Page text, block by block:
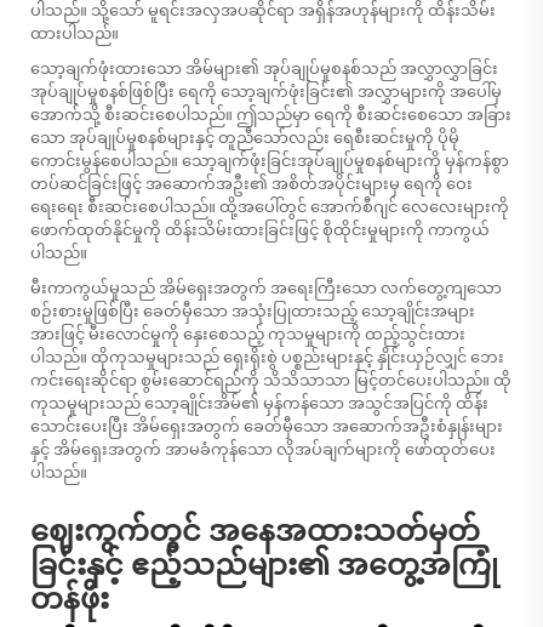
ပါသည်။ သို့သော် မူရင်းအလှအပဆိုင်ရာ အရှိန်အဟုန်များကို ထိန်းသိမ်း
ထားပါသည်။
သော့ချက်ဖုံးထားသော အိမ်များ၏ အုပ်ချုပ်မှုစနစ်သည် အလွှာလွှာခြင်း
အုပ်ချုပ်မှုစနစ်ဖြစ်ပြီး ရေကို သော့ချက်ဖုံးခြင်း၏ အလွှာများကို အပေါ်မှ
အောက်သို့ စီးဆင်းစေပါသည်။ ဤသည်မှာ ရေကို စီးဆင်းစေသော အခြား
သော အုပ်ချုပ်မှုစနစ်များနှင့် တူညီသော်လည်း ရေစီးဆင်းမှုကို ပိုမို
ကောင်းမွန်စေပါသည်။ သော့ချက်ဖုံးခြင်းအုပ်ချုပ်မှုစနစ်များကို မှန်ကန်စွာ
တပ်ဆင်ခြင်းဖြင့် အဆောက်အဦး၏ အစိတ်အပိုင်းများမှ ရေကို ဝေး
ရေးရေး စီးဆင်းစေပါသည်။ ထို့အပေါ်တွင် အောက်စီဂျင် လေလေးများကို
ဖောက်ထုတ်နိုင်မှုကို ထိန်းသိမ်းထားခြင်းဖြင့် စိုထိုင်းမှုများကို ကာကွယ်
ပါသည်။
မီးကာကွယ်မှုသည် အိမ်ရှေးအတွက် အရေးကြီးသော လက်တွေ့ကျသော
စဉ်းစားမှုဖြစ်ပြီး ခေတ်မှီသော အသုံးပြုထားသည့် သော့ချိုင်းအများ
အားဖြင့် မီးလောင်မှုကို နှေးစေသည့် ကုသမှုများကို ထည့်သွင်းထား
ပါသည်။ ထိုကုသမှုများသည် ရှေးရိုးစွဲ ပစ္စည်းများနှင့် နှိုင်းယှဉ်လျှင် ဘေး
ကင်းရေးဆိုင်ရာ စွမ်းဆောင်ရည်ကို သိသိသာသာ မြင့်တင်ပေးပါသည်။ ထို
ကုသမှုများသည် သော့ချိုင်းအိမ်၏ မှန်ကန်သော အသွင်အပြင်ကို ထိန်း
သောင်းပေးပြီး အိမ်ရှေးအတွက် ခေတ်မှီသော အဆောက်အဦးစံနှုန်းများ
နှင့် အိမ်ရှေးအတွက် အာမခံကုန်သော လိုအပ်ချက်များကို ဖော်ထုတ်ပေး
ပါသည်။
ဈေးကွက်တွင် အနေအထားသတ်မှတ်
ခြင်းနှင့် ဧည့်သည်များ၏ အတွေ့အကြုံ
တန်ဖိုး